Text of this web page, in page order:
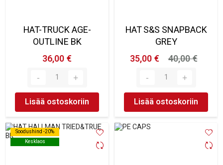
HAT-TRUCK AGE-
OUTLINE BK
36,00 €
Lisää ostoskoriin
HAT S&S SNAPBACK
GREY
35,00 €
40,00 €
Lisää ostoskoriin
Soodushind -20%
Kesklaos
Soodushind -20%
Kesklaos